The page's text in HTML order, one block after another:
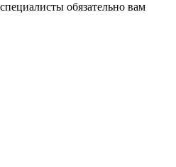
обязательно вам